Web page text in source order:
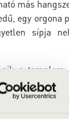
más
egy orgona
sípja
a templom
és
hogyan